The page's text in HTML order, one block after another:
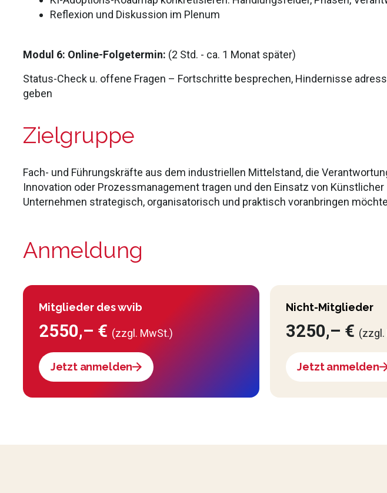
Reflexion und Diskussion im Plenum
Modul 6: Online-Folgetermin: (2 Std. - ca. 1 Monat später)
Status-Check u. offene Fragen – Fortschritte besprechen, Hindernisse
geben
Zielgruppe
Fach- und Führungskräfte aus dem industriellen Mittelstand, die
Innovation oder Prozessmanagement tragen und den Einsatz von
Unternehmen strategisch, organisatorisch und praktisch voranbringen
Anmeldung
Mitglieder des wvib
2550,– € (zzgl. MwSt.)
Jetzt anmelden
Nicht-Mitglieder
3250,– € (zzgl.
Jetzt anmelden